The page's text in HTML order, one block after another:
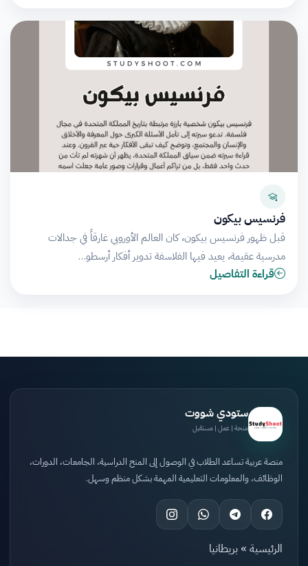
فرنسيس بيكون
قبل ظهور فرنسيس بيكون، كان العالم الأوروبي غارقاً في جدالات
مدرسية عقيمة، يعيد فيها الفلاسفة تدوير أفكار أرسطو…
قراءة التفاصيل
ستودي شووت
منحة | عمل | مستقبل
منصة عربية تساعد الطلاب في الوصول إلى المنح الدراسية، الجامعات، الدورات،
الوظائف، والمعلومات التعليمية المهمة بشكل منظم وسهل.
الرئيسية » بريطانيا